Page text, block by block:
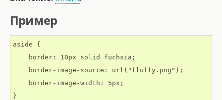
Пример
aside {
    border: 10px solid fuchsia;
    border-image-source: url("fluffy.png");
    border-image-width: 5px;
}